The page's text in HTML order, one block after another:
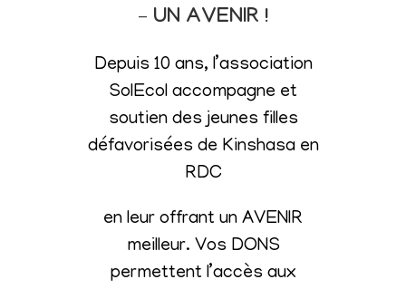
– UN AVENIR !
Depuis 10 ans, l’association
SolEcol accompagne et
soutien des jeunes filles
défavorisées de Kinshasa en
RDC
en leur offrant un AVENIR
meilleur. Vos DONS
permettent l’accès aux